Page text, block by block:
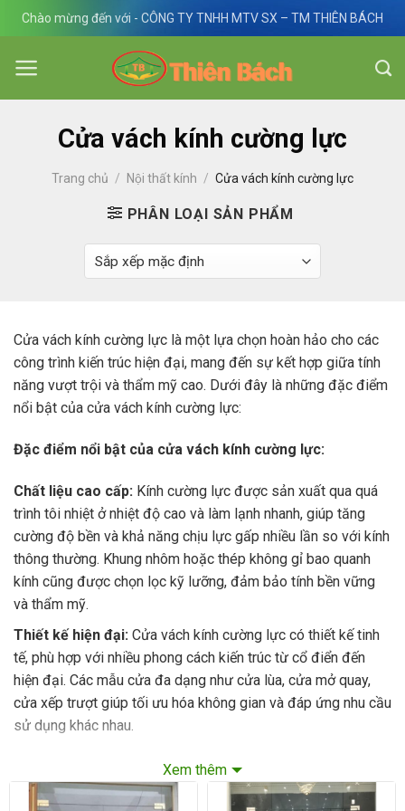
Skip
content
Chào mừng đến với - CÔNG TY TNHH MTV SX – TM THIÊN BÁCH
Cửa vách kính cường lực
Trang chủ / Nội thất kính / Cửa vách kính cường lực
PHÂN LOẠI SẢN PHẨM
Cửa vách kính cường lực là một lựa chọn hoàn hảo cho các
công trình kiến trúc hiện đại, mang đến sự kết hợp giữa tính
năng vượt trội và thẩm mỹ cao. Dưới đây là những đặc điểm
nổi bật của cửa vách kính cường lực:
Đặc điểm nổi bật của cửa vách kính cường lực:
Chất liệu cao cấp: Kính cường lực được sản xuất qua quá
trình tôi nhiệt ở nhiệt độ cao và làm lạnh nhanh, giúp tăng
cường độ bền và khả năng chịu lực gấp nhiều lần so với kính
thông thường. Khung nhôm hoặc thép không gỉ bao quanh
kính cũng được chọn lọc kỹ lưỡng, đảm bảo tính bền vững
và thẩm mỹ.
Thiết kế hiện đại: Cửa vách kính cường lực có thiết kế tinh
tế, phù hợp với nhiều phong cách kiến trúc từ cổ điển đến
hiện đại. Các mẫu cửa đa dạng như cửa lùa, cửa mở quay,
cửa xếp trượt giúp tối ưu hóa không gian và đáp ứng nhu cầu
sử dụng khác nhau.
với các loại gioăng cao cấp giúp cửa và vách kính có khả
năng cách âm, cách nhiệt hiệu quả. Điều này tạo nên một
Xem thêm